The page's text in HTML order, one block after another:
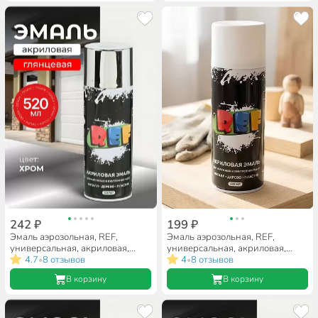
242 ₽
Эмаль аэрозольная, REF,
универсальная, акриловая,
глянцевая, хром, 520 мл
4.7•8 отзывов
В корзину
199 ₽
Эмаль аэрозольная, REF,
универсальная, акриловая,
глянцевая, белая, 520 мл
4•8 отзывов
В корзину